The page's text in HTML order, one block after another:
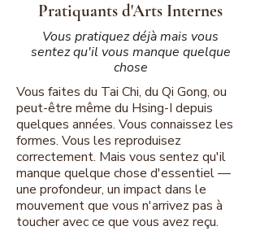
Pratiquants d'Arts Internes
Vous pratiquez déjà mais vous
sentez qu'il vous manque quelque
chose
Vous faites du Tai Chi, du Qi Gong, ou
peut-être même du Hsing-I depuis
quelques années. Vous connaissez les
formes. Vous les reproduisez
correctement. Mais vous sentez qu'il
manque quelque chose d'essentiel —
une profondeur, un impact dans le
mouvement que vous n'arrivez pas à
toucher avec ce que vous avez reçu.